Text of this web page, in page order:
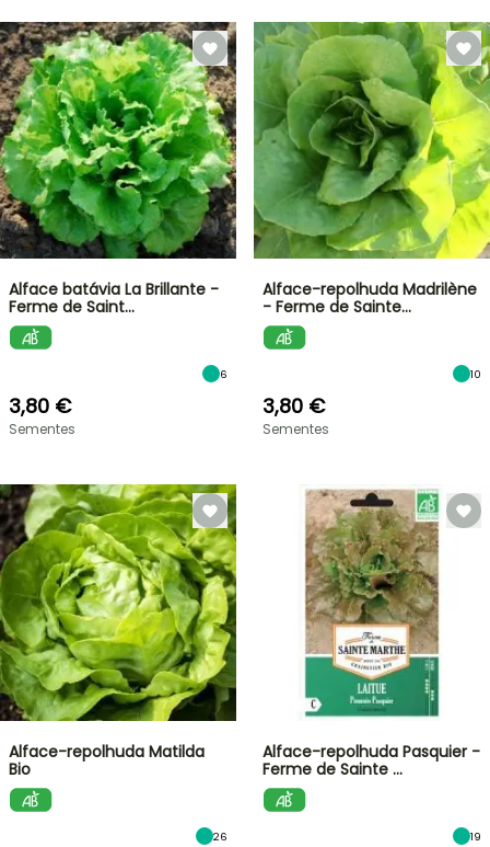
Alface batávia La Brillante -
Ferme de Saint…
6
3,80 €
Sementes
Alface-repolhuda Madrilène
- Ferme de Sainte…
10
3,80 €
Sementes
Alface-repolhuda Matilda
Bio
26
Alface-repolhuda Pasquier -
Ferme de Sainte …
19